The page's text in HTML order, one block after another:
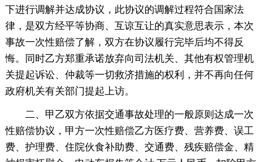
下进行调解并达成协议，此协议的调解过程符合国家法
律，是双方经平等协商、互谅互让的真实意思表示，本次
事故一次性赔偿了解，双方在协议履行完毕后均不得反
悔。同时乙方郑重承诺放弃向司法机关、其他有权管理机
关提起诉讼、仲裁等一切救济措施的权利，并不再向任何
政府机关有关部门提起上访。
二、甲乙双方依据交通事故处理的一般原则达成一次
性赔偿协议，甲方一次性赔偿乙方医疗费、营养费、误工
费、护理费、住院伙食补助费、交通费、残疾赔偿金、精